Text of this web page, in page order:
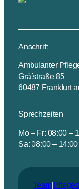
Anschrift
Ambulanter
Gräfstraße 85
60487 Frankfurt
Sprechzeiten
Mo – Fr: 08:00 –
Sa: 08:00 – 14:00
Team|